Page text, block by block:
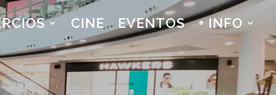
CINE EVENTOS + INFO